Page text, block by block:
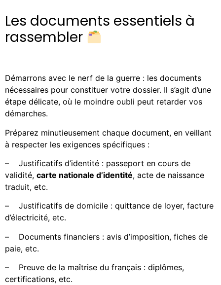
Les documents essentiels à
rassembler
Démarrons avec le nerf de la guerre : les documents
nécessaires pour constituer votre dossier. Il s’agit d’une
étape délicate, où le moindre oubli peut retarder vos
démarches.
Préparez minutieusement chaque document, en veillant
à respecter les exigences spécifiques :
–
Justificatifs d’identité : passeport en cours de
validité, carte nationale d’identité, acte de naissance
traduit, etc.
–
Justificatifs de domicile : quittance de loyer, facture
d’électricité, etc.
–
Documents financiers : avis d’imposition, fiches de
paie, etc.
–
Preuve de la maîtrise du français : diplômes,
certifications, etc.